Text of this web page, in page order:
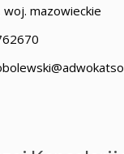
mazowieckie